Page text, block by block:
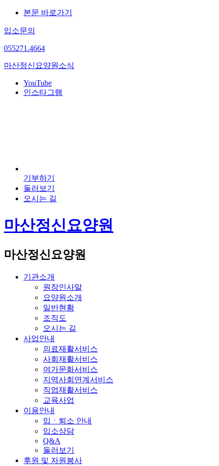
본문 바로가기
입소문의
055271.4664
마산정신요양원 소식
YouTube
인스타그램
기부하기
둘러보기
오시는 길
마산정신요양원
마산정신요양원
기관소개
원장인사말
요양원소개
일반현황
조직도
오시는 길
사업안내
의료재활서비스
사회재활서비스
여가문화서비스
지역사회연계서비스
직업재활서비스
교육사업
이용안내
입ㆍ퇴소 안내
입소상담
Q&A
둘러보기
후원 및 자원봉사